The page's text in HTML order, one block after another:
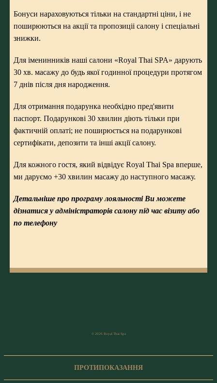
Бонуси нараховуються тільки на стандартні ціни, і не
поширюються на акції та пропозиціі салону і спеціальні
знижки.
Для іменинників наші салони «Royal Thai SPA» дарують
30 хв. масажу до будь якої годинної процедури протягом
7 днів після дня народження.
Для отримання подарунка необхідно пред'явити
паспорт. Подарункові 30 хвилин діють тільки при
фактичній оплаті; не поширюється на подарункові
сертифікати, депозити та інші акції салону.
Для кожного гостя, який відвідує Royal Thai Spa вперше,
ми даруємо +30 хвилин масажу до наступного масажу.
Детальніше про програму лояльності Ви можете
дізнатися у адміністраторів салону під час візиту або
по телефону
© 2026 Royal Thai Spa
ПРОТИПОКАЗАННЯ